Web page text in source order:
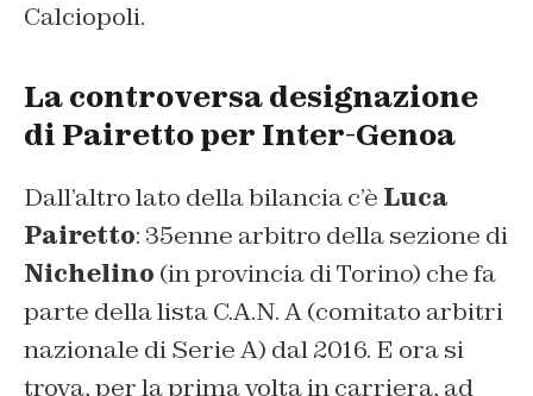
Calciopoli.
La controversa designazione
di Pairetto per Inter-Genoa
Dall’altro lato della bilancia c’è Luca
Pairetto: 35enne arbitro della sezione di
Nichelino (in provincia di Torino) che fa
parte della lista C.A.N. A (comitato arbitri
nazionale di Serie A) dal 2016. E ora si
trova, per la prima volta in carriera, ad